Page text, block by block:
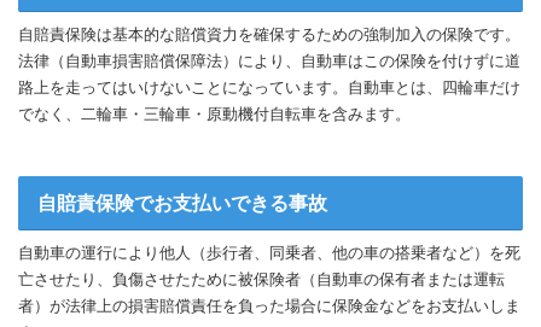
自賠責保険は基本的な賠償資力を確保するための強制加入の保険です。
法律（自動車損害賠償保障法）により、自動車はこの保険を付けずに道
路上を走ってはいけないことになっています。自動車とは、四輪車だけ
でなく、二輪車・三輪車・原動機付自転車を含みます。
自賠責保険でお支払いできる事故
自動車の運行により他人（歩行者、同乗者、他の車の搭乗者など）を死
亡させたり、負傷させたために被保険者（自動車の保有者または運転
者）が法律上の損害賠償責任を負った場合に保険金などをお支払いしま